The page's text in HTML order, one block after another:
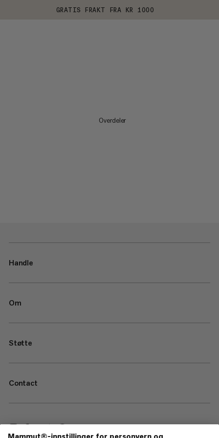
GRATIS FRAKT FRA KR 1000
Overdeler
Handle
Om
Støtte
Contact